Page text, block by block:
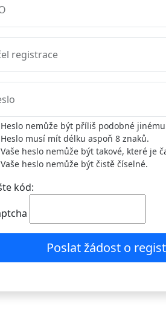
registrace
Heslo nemůže být příliš podobné
Heslo musí mít délku aspoň 8 znaků.
Vaše heslo nemůže být takové, které je
Vaše heslo nemůže být čistě číselné.
kód:
Poslat žádost o